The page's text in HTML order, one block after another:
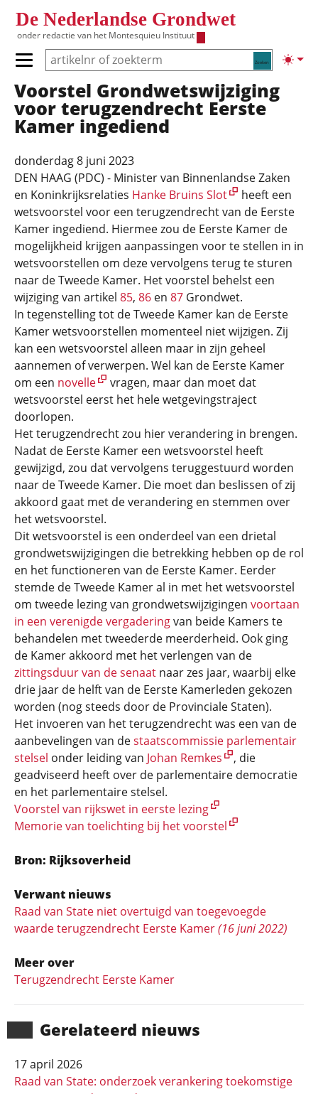
De Nederlandse Grondwet
onder redactie van het Montesquieu Instituut
Zoeken
Primair menu tonen/verbergen
Hoofdnavigatie
Gerela­teerd nieuws
17 april 2026
Raad van State: onderzoek verankering toekomstige
Voorstel Grondwetswijziging
voor terugzendrecht Eerste
Kamer ingediend
donderdag 8 juni 2023
DEN HAAG (PDC) - Minister van Binnenlandse Zaken
en Koninkrijksrelaties Hanke Bruins Slot
heeft een
wetsvoorstel voor een terugzendrecht van de Eerste
Kamer ingediend. Hiermee zou de Eerste Kamer de
mogelijkheid krijgen aanpassingen voor te stellen in in
wetsvoorstellen om deze vervolgens terug te sturen
naar de Tweede Kamer. Het voorstel behelst een
wijziging van artikel 85, 86 en 87 Grondwet.
In tegenstelling tot de Tweede Kamer kan de Eerste
Kamer wetsvoorstellen momenteel niet wijzigen. Zij
kan een wetsvoorstel alleen maar in zijn geheel
aannemen of verwerpen. Wel kan de Eerste Kamer
om een novelle
vragen, maar dan moet dat
wetsvoorstel eerst het hele wetgevingstraject
doorlopen.
Het terugzendrecht zou hier verandering in brengen.
Nadat de Eerste Kamer een wetsvoorstel heeft
gewijzigd, zou dat vervolgens teruggestuurd worden
naar de Tweede Kamer. Die moet dan beslissen of zij
akkoord gaat met de verandering en stemmen over
het wetsvoorstel.
Dit wetsvoorstel is een onderdeel van een drietal
grondwetswijzigingen die betrekking hebben op de rol
en het functioneren van de Eerste Kamer. Eerder
stemde de Tweede Kamer al in met het wetsvoorstel
om tweede lezing van grondwetswijzigingen voortaan
in een verenigde vergaderingvan beide Kamers te
behandelen met tweederde meerderheid. Ook ging
de Kamer akkoord met het verlengen van de
zittingsduur van de senaat naar zes jaar, waarbij elke
drie jaar de helft van de Eerste Kamerleden gekozen
worden (nog steeds door de Provinciale Staten).
Het invoeren van het terugzendrecht was een van de
aanbevelingen van destaatscommissie parlementair
stelsel onder leiding van Johan Remkes
, die
geadviseerd heeft over de parlementaire democratie
en het parlementaire stelsel.
Voorstel van rijkswet in eerste lezing
Memorie van toelichting bij het voorstel
Bron: Rijksoverheid
Verwant nieuws
Raad van State niet overtuigd van toegevoegde
waarde terugzendrecht Eerste Kamer(16 juni 2022)
Meer over
Terugzendrecht Eerste Kamer